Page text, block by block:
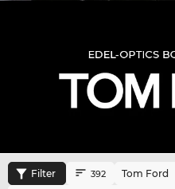
Filter 392 Tom Ford